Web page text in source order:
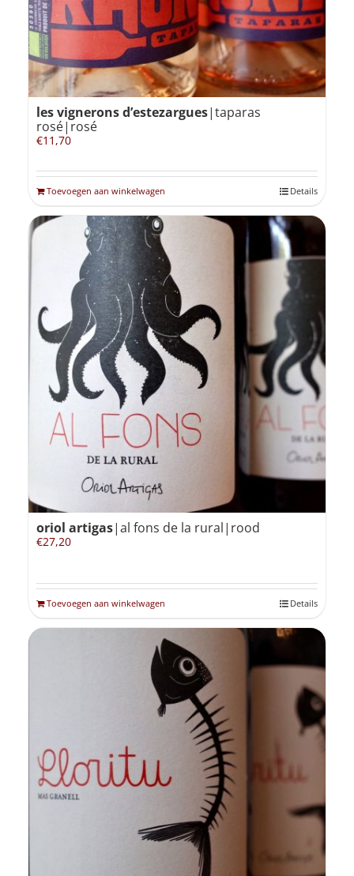
les vignerons d’estezargues|taparas
rosé|rosé
€11,70
Toevoegen aan winkelwagen Details
oriol artigas|al fons de la rural|rood
€27,20
Toevoegen aan winkelwagen Details